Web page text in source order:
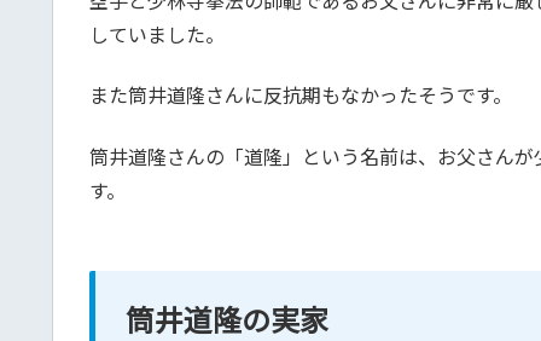
していました。
また筒井道隆さんに反抗期もなかったそうです。
筒井道隆さんの「道隆」という名前は、お父さん
す。
筒井道隆の実家